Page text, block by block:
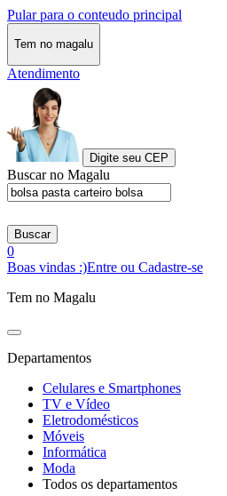
Pular para o conteudo principal
Tem no magalu
Atendimento
Digite seu CEP
Buscar no Magalu
Buscar
0
Boas vindas :)Entre ou Cadastre-se
Tem no Magalu
Departamentos
Celulares e Smartphones
TV e Vídeo
Eletrodomésticos
Móveis
Informática
Moda
Todos os departamentos